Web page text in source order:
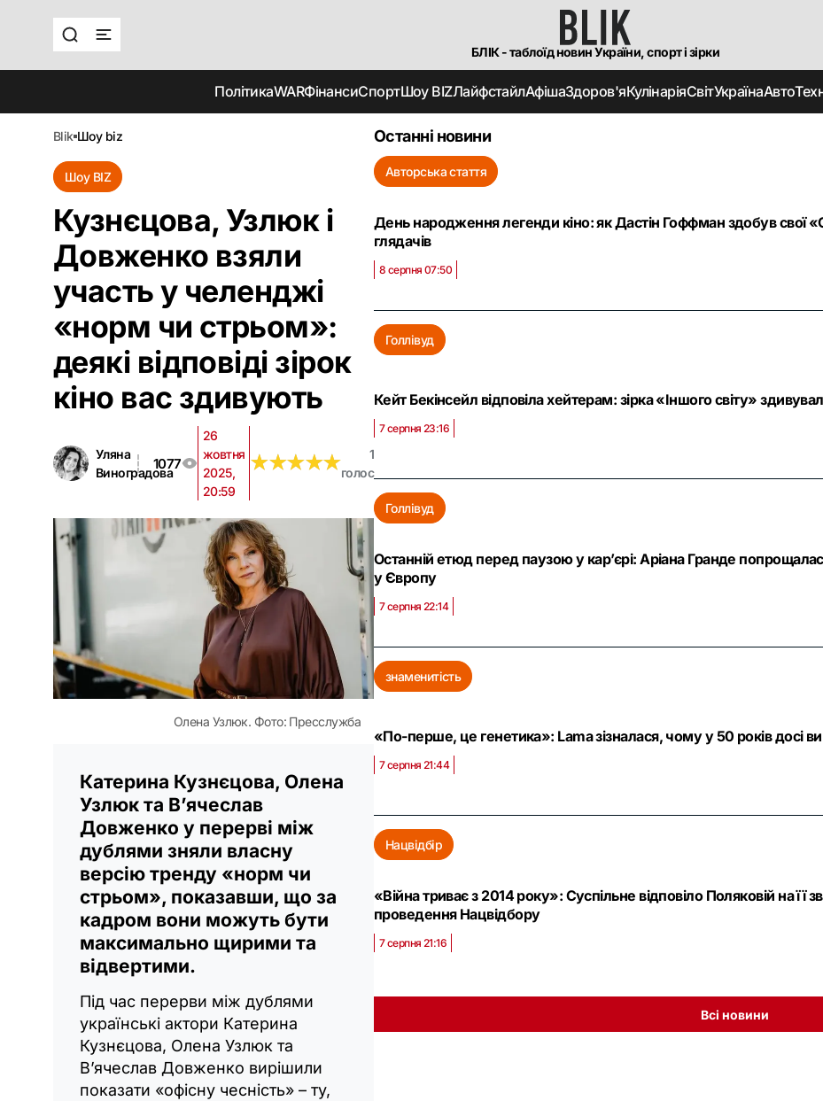
БЛІК - таблоїд новин України, спорт і зірки
ПолітикаWARФінансиСпортШоу BIZЛайфстайлАфішаЗдоров'яКулінаріяСвітУкраїнаАвто
blik шоу biz
Шоу BIZ
Кузнєцова, Узлюк і
Довженко взяли
участь у челенджі
«норм чи стрьом»:
деякі відповіді зірок
кіно вас здивують
Уляна
Виноградова
1077
26
жовтня
2025,
20:59
★★★★★
★★★★★
1
голос
Олена Узлюк. Фото: Пресслужба
Катерина Кузнєцова, Олена
Узлюк та В’ячеслав
Довженко у перерві між
дублями зняли власну
версію тренду «норм чи
стрьом», показавши, що за
кадром вони можуть бути
максимально щирими та
відвертими.
Під час перерви між дублями
українські актори Катерина
Кузнєцова, Олена Узлюк та
В’ячеслав Довженко вирішили
показати «офісну чесність» – ту,
Останні новини
Авторська стаття
День народження легенди кіно: як Дастін Гоффман здобув свої
глядачів
8 серпня 07:50
Голлівуд
Кейт Бекінсейл відповіла хейтерам: зірка «Іншого світу»
7 серпня 23:16
Голлівуд
Останній етюд перед паузою у кар’єрі: Аріана Гранде
у Європу
7 серпня 22:14
знаменитість
«По-перше, це генетика»: Lama зізналася, чому у 50 років досі
7 серпня 21:44
Нацвідбір
«Війна триває з 2014 року»: Суспільне відповіло Поляковій на
проведення Нацвідбору
7 серпня 21:16
Всі новини